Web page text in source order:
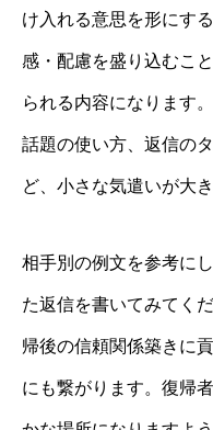
け入れる意思を形にす
感・配慮を盛り込むこ
られる内容になります
話題の使い方、返信の
ど、小さな気遣いが大
相手別の例文を参考に
た返信を書いてみてく
帰後の信頼関係築きに
にも繋がります。復帰